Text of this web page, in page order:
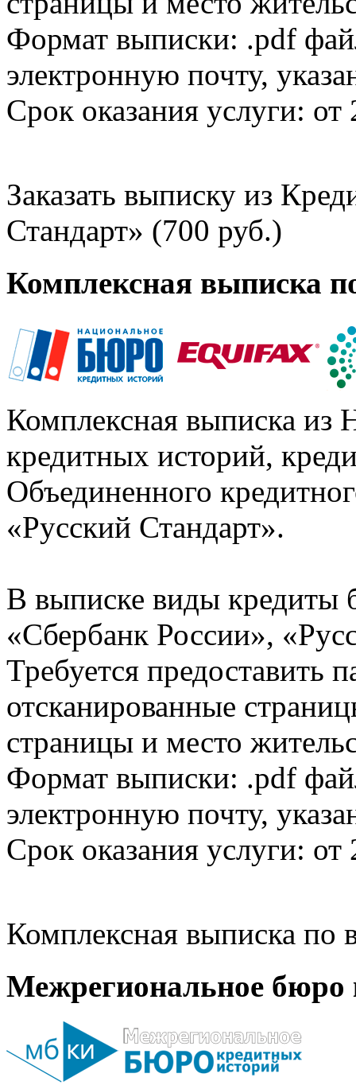
Формат выписки: .pdf
электронную почту,
Срок оказания услуги: от
Заказать выписку из
Стандарт» (700 руб.)
Комплексная выписка
Комплексная выписка из
кредитных историй,
Объединенного
«Русский Стандарт».
В выписке виды кредиты
«Сбербанк России»,
Требуется предоставить
отсканированные
страницы и место
Формат выписки: .pdf
электронную почту,
Срок оказания услуги: от
Комплексная выписка
Межрегиональное бюро